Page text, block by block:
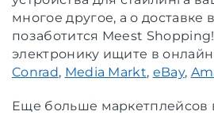
многое другое, а о доставке
позаботится Meest
электронику ищите в
Conrad, Media Markt, eBay,
Еще больше маркетплейсов